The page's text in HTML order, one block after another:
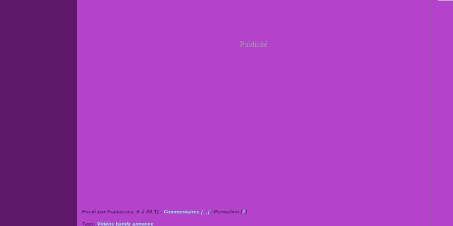
Publicité
Posté par Francesca_fr à 00:11 - Commentaires [… ]- Permalien [#]
Tags: Vidéos bande annonce